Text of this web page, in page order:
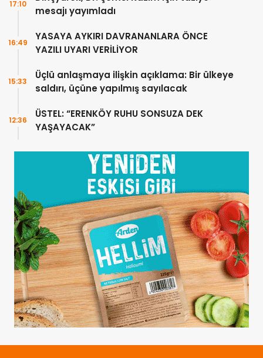
mesajı yayımladı
17:10
YASAYA AYKIRI DAVRANANLARA ÖNCE
YAZILI UYARI VERİLİYOR
16:49
Üçlü anlaşmaya ilişkin açıklama: Bir ülkeye
saldırı, üçüne yapılmış sayılacak
15:33
ÜSTEL: “ERENKÖY RUHU SONSUZA DEK
YAŞAYACAK”
12:36